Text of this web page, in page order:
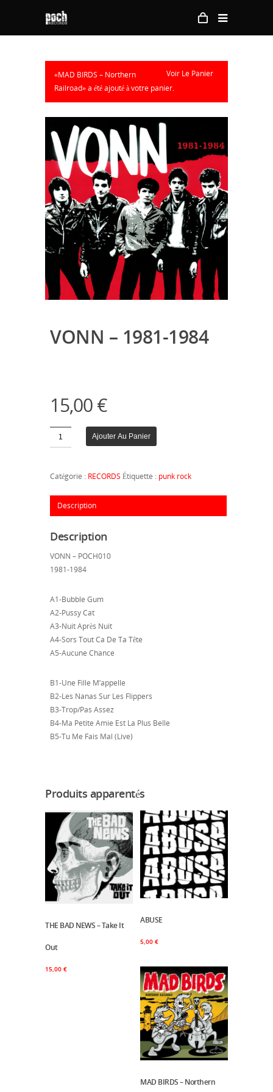
Voir Le Panier
«MAD BIRDS – Northern
Railroad» a été ajouté à votre panier.
VONN – 1981-1984
15,00€
Quantité Ajouter Au Panier
Catégorie : RECORDS Étiquette : punk rock
Description
Description
VONN – POCH010
1981-1984
A1-Bubble Gum
A2-Pussy Cat
A3-Nuit Après Nuit
A4-Sors Tout Ca De Ta Tête
A5-Aucune Chance
B1-Une Fille M’appelle
B2-Les Nanas Sur Les Flippers
B3-Trop/Pas Assez
B4-Ma Petite Amie Est La Plus Belle
B5-Tu Me Fais Mal (Live)
Produits apparentés
Ajouter Au Panier
THE BAD NEWS – Take It
Out
15,00 €
Ajouter Au Panier
ABUSE
5,00 €
Ajouter Au Panier
MAD BIRDS – Northern